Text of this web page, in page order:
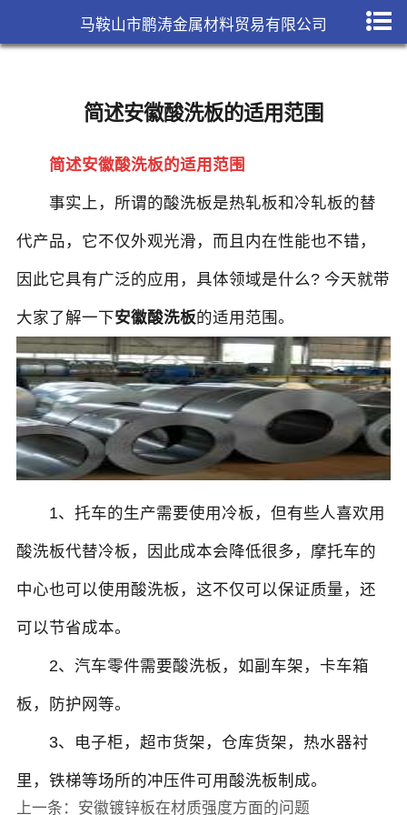
马鞍山市鹏涛金属材料贸易有限公司
简述安徽酸洗板的适用范围
简述安徽酸洗板的适用范围
事实上，所谓的酸洗板是热轧板和冷轧板的替
代产品，它不仅外观光滑，而且内在性能也不错，
因此它具有广泛的应用，具体领域是什么? 今天就带
大家了解一下安徽酸洗板的适用范围。
1、托车的生产需要使用冷板，但有些人喜欢用
酸洗板代替冷板，因此成本会降低很多，摩托车的
中心也可以使用酸洗板，这不仅可以保证质量，还
可以节省成本。
2、汽车零件需要酸洗板，如副车架，卡车箱
板，防护网等。
3、电子柜，超市货架，仓库货架，热水器衬
里，铁梯等场所的冲压件可用酸洗板制成。
上一条： 安徽镀锌板在材质强度方面的问题